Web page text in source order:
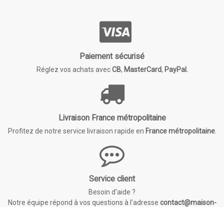
Paiement sécurisé
Réglez vos achats avecCB, MasterCard, PayPal.
Livraison France métropolitaine
Profitez de notre service livraison rapide en France métropolitaine.
Service client
Besoin d'aide ?
Notre équipe répond à vos questions à l'adresse contact@maison-